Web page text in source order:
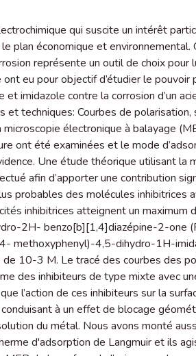
qui suscite un intérêt
plan économique et environnemental.
représente un outil de choix
eu pour objectif d’étudier le
et imidazole contre la corrosion d’un
techniques: Courbes de polarisation,
électronique à balayage
ont été examinées et le mode
Une étude théorique utilisant la
afin d’apporter une contribution
probables des molécules inhibitrices
inhibitrices atteignent un maximum
2H- benzo[b][1,4]diazépine-2-one
methoxyphenyl)-4,5-dihydro-1H-
10-3 M. Le tracé des courbes des
des inhibiteurs de type mixte avec
l’action de ces inhibiteurs sur la
à un effet de blocage
du métal. Nous avons monté
d'adsorption de Langmuir et ils